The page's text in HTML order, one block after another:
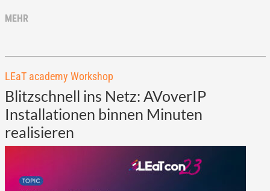
MEHR
LEaT academy Workshop
Blitzschnell ins Netz: AVoverIP
Installationen binnen Minuten
realisieren